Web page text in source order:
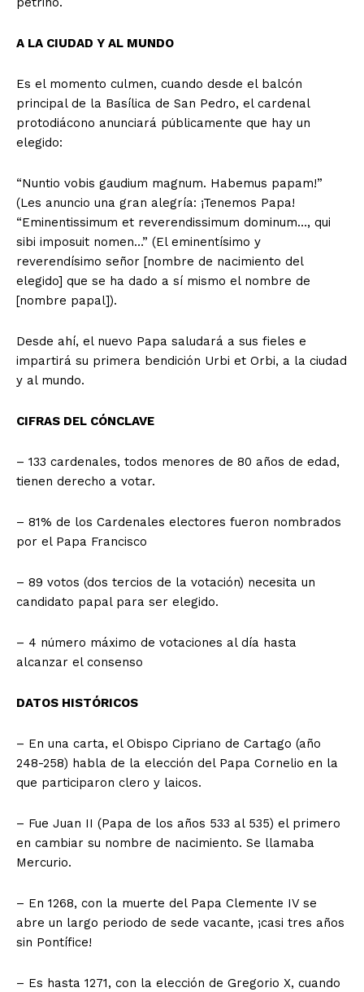
A LA CIUDAD Y AL MUNDO
Es el momento culmen, cuando desde el balcón
principal de la Basílica de San Pedro, el cardenal
protodiácono anunciará públicamente que hay un
elegido:
“Nuntio vobis gaudium magnum. Habemus papam!”
(Les anuncio una gran alegría: ¡Tenemos Papa!
“Eminentissimum et reverendissimum dominum…, qui
sibi imposuit nomen…” (El eminentísimo y
reverendísimo señor [nombre de nacimiento del
elegido] que se ha dado a sí mismo el nombre de
[nombre papal]).
Desde ahí, el nuevo Papa saludará a sus fieles e
impartirá su primera bendición Urbi et Orbi, a la ciudad
y al mundo.
CIFRAS DEL CÓNCLAVE
– 133 cardenales, todos menores de 80 años de edad,
tienen derecho a votar.
– 81% de los Cardenales electores fueron nombrados
por el Papa Francisco
– 89 votos (dos tercios de la votación) necesita un
candidato papal para ser elegido.
– 4 número máximo de votaciones al día hasta
alcanzar el consenso
DATOS HISTÓRICOS
– En una carta, el Obispo Cipriano de Cartago (año
248-258) habla de la elección del Papa Cornelio en la
que participaron clero y laicos.
– Fue Juan II (Papa de los años 533 al 535) el primero
en cambiar su nombre de nacimiento. Se llamaba
Mercurio.
– En 1268, con la muerte del Papa Clemente IV se
abre un largo periodo de sede vacante, ¡casi tres años
sin Pontífice!
– Es hasta 1271, con la elección de Gregorio X, cuando